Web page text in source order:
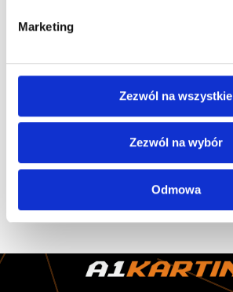
Marketing
Zezwól na wszystkie
Zezwól na wybór
Odmowa
A1Karting Challenge
Dla dzieci
Ogólne